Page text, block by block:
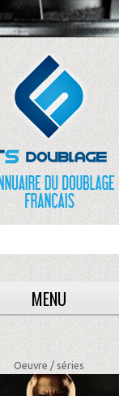
MENU
Oeuvre /séries